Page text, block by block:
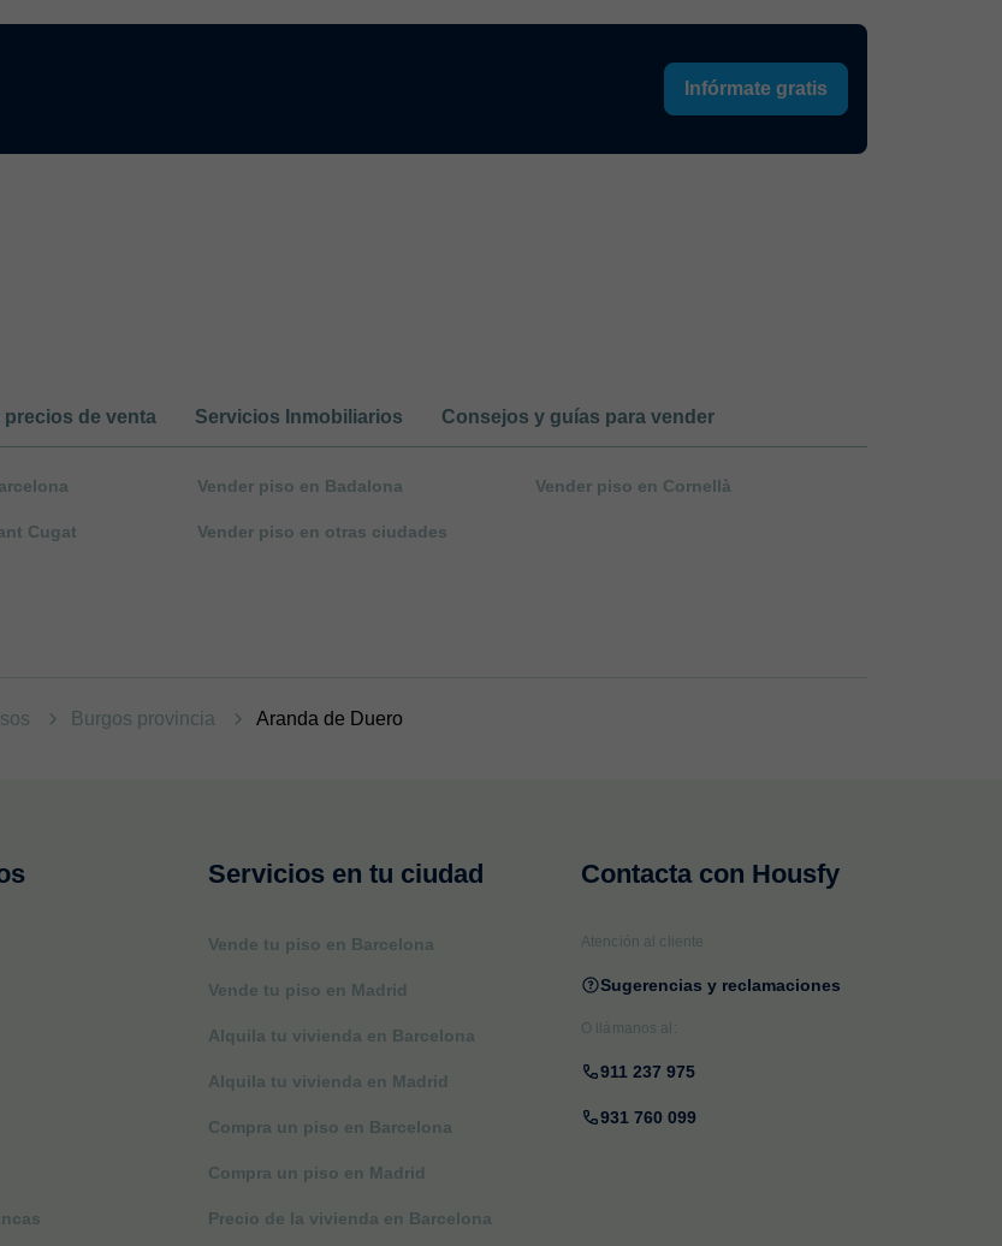
Infórmate gratis
precios de venta Servicios Inmobiliarios Consejos y guías para vender
Vender piso en Badalona Vender piso en Cornellà
Cugat Vender piso en otras ciudades
Burgos provincia Aranda de Duero
Servicios en tu ciudad
Vende tu piso en Barcelona
Vende tu piso en Madrid
Alquila tu vivienda en Barcelona
Alquila tu vivienda en Madrid
Compra un piso en Barcelona
Compra un piso en Madrid
Precio de la vivienda en Barcelona
Contacta con Housfy
Atención al cliente
Sugerencias y reclamaciones
O llámanos al:
911 237 975
931 760 099